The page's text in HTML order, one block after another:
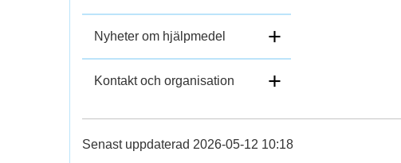
Nyheter om hjälpmedel +
Kontakt och organisation +
Senast uppdaterad 2026-05-12 10:18